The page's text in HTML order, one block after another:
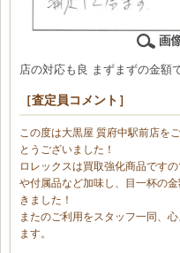
店の対応も良 まずまずの金額
［査定員コメント］
この度は大黒屋 質府中駅前店を
とうございました！
ロレックスは買取強化商品です
や付属品など加味し、目一杯の
きました！
またのご利用をスタッフ一同、
ます。